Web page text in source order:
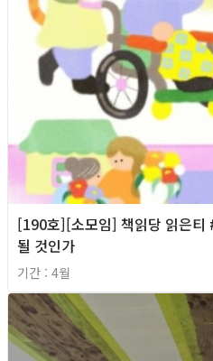
[190호][소모임] 책읽당 읽은티
될 것인가
기간 : 4월